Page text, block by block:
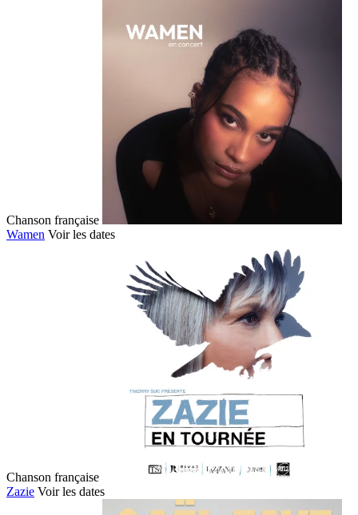
Chanson française
Wamen Voir les dates
Chanson française
Zazie Voir les dates